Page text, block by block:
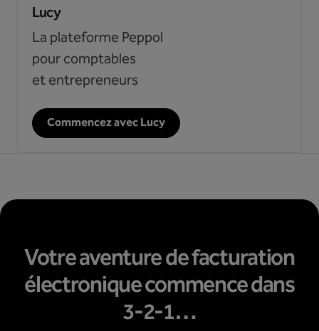
Lucy
La plateforme Peppol
pour comptables
et entrepreneurs
Commencez avec Lucy
Votre aventure de facturation
électronique commence dans
3-2-1…